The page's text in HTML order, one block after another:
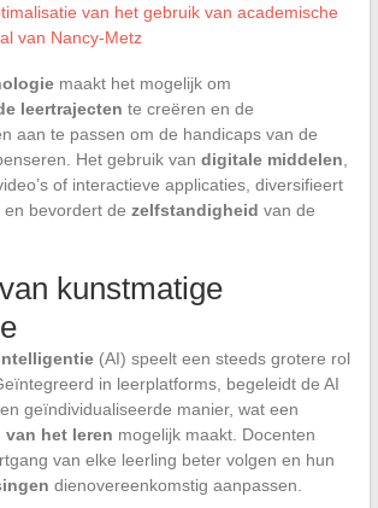
van het gebruik van academische
van Nancy-Metz
maakt het mogelijk om
leertrajecten te creëren en de
aan te passen om de handicaps van de
Het gebruik van digitale middelen
of interactieve applicaties, diversifieert
en bevordert de zelfstandigheid van de
kunstmatige
(AI) speelt een steeds grotere rol
in leerplatforms, begeleidt de AI
geïndividualiseerde manier, wat een
het leren mogelijk maakt. Docenten
van elke leerling beter volgen en hun
dienovereenkomstig aanpassen.